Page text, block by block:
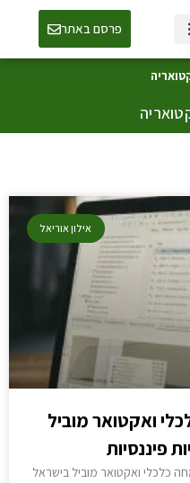
פרסם באתר
אילון אוריאל
ואקטואר מוביל
פיננסיות
כלכלי ואקטואר מוביל בישראל